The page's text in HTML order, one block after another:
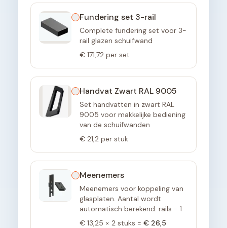
Fundering set 3-rail
Complete fundering set voor 3-
rail glazen schuifwand
€ 171,72 per set
Handvat Zwart RAL 9005
Set handvatten in zwart RAL
9005 voor makkelijke bediening
van de schuifwanden
€ 21,2 per stuk
Meenemers
Meenemers voor koppeling van
glasplaten. Aantal wordt
automatisch berekend: rails - 1
€ 13,25 × 2 stuks = € 26,5